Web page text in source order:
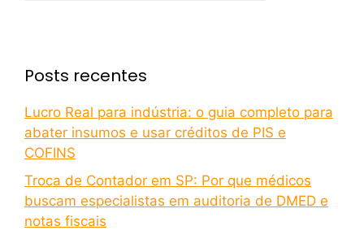
Posts recentes
Lucro Real para indústria: o guia completo para
abater insumos e usar créditos de PIS e
COFINS
Troca de Contador em SP: Por que médicos
buscam especialistas em auditoria de DMED e
notas fiscais